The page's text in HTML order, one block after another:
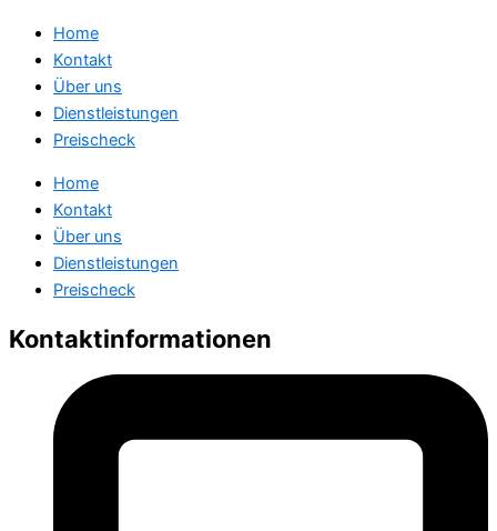
Home
Kontakt
Über uns
Dienstleistungen
Preischeck
Home
Kontakt
Über uns
Dienstleistungen
Preischeck
Kontaktinformationen